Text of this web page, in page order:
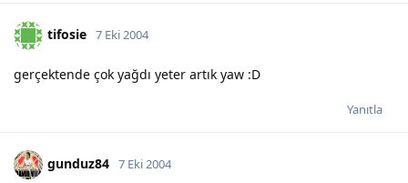
tifosie 7 Eki 2004
gerçektende çok yağdı yeter artık yaw :D
Yanıtla
gunduz84 7 Eki 2004